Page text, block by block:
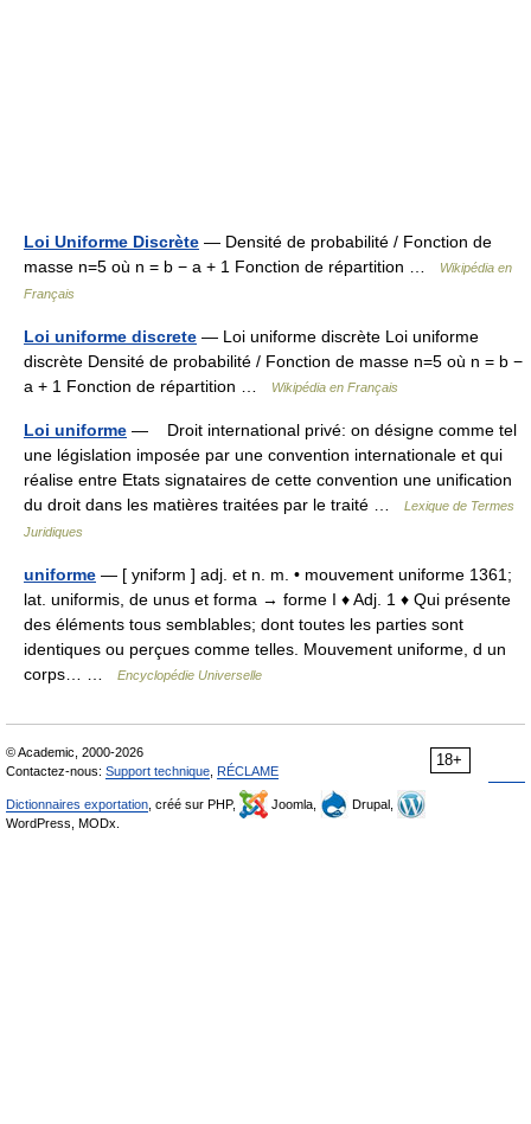
Loi Uniforme Discrète — Densité de probabilité / Fonction de
masse n=5 où n = b − a + 1 Fonction de répartition …
Wikipédia en
Français
Loi uniforme discrete — Loi uniforme discrète Loi uniforme
discrète Densité de probabilité / Fonction de masse n=5 où n = b −
a + 1 Fonction de répartition …
Wikipédia en Français
Loi uniforme — Droit international privé: on désigne comme tel
une législation imposée par une convention internationale et qui
réalise entre Etats signataires de cette convention une unification
du droit dans les matières traitées par le traité …
Lexique de Termes
Juridiques
uniforme — [ ynifɔrm ] adj. et n. m. • mouvement uniforme 1361;
lat. uniformis, de unus et forma → forme I ♦ Adj. 1 ♦ Qui présente
des éléments tous semblables; dont toutes les parties sont
identiques ou perçues comme telles. Mouvement uniforme, d un
corps… …
Encyclopédie Universelle
18+
© Academic, 2000-2026
Contactez-nous: Support technique RÉCLAME
Dictionnaires exportation , créé sur PHP, Joomla,
Drupal,
WordPress, MODx.